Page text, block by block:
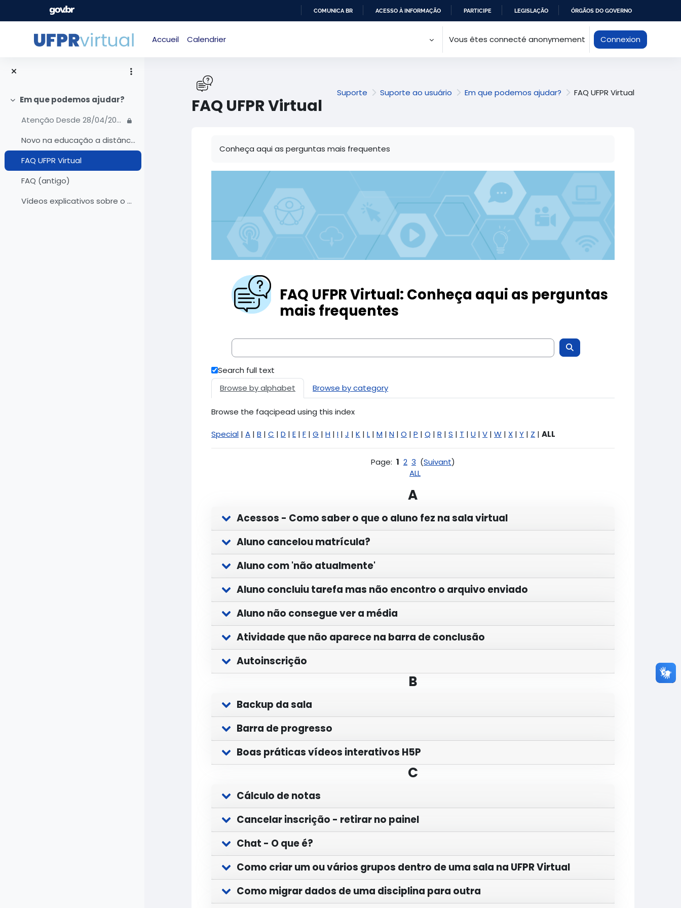
Passer au contenu principal
COMUNICA BR ACESSO À INFORMAÇÃO PARTICIPE LEGISLAÇÃO ÓRGÃOS DO GOVERNO
Accueil Calendrier Vous êtes connecté anonymement Connexion
Replier
Em que podemos ajudar?
Atenção Desde 28/04/2025 nosso atendimento foi mig...
Novo na educação a distância?
FAQ UFPR Virtual
FAQ (antigo)
Vídeos explicativos sobre o que mudou após a atual...
FAQ UFPR Virtual
Suporte Suporte ao usuário Em que podemos ajudar? FAQ UFPR Virtual
Conheça aqui as perguntas mais frequentes
FAQ UFPR Virtual: Conheça aqui as perguntas
mais frequentes
Search full text
Browse by alphabet
Browse by category
Browse the faqcipead using this index
Special |A |B |C |D |E |F |G |H |I |J |K |L |M |N |O |P |Q |R |S | T |U |V |W | X |Y | Z |ALL
Page: 1 2 3 (Suivant)
ALL
A
Acessos - Como saber o que o aluno fez na sala virtual
Aluno cancelou matrícula?
Aluno com 'não atualmente'
Aluno concluiu tarefa mas não encontro o arquivo enviado
Aluno não consegue ver a média
Atividade que não aparece na barra de conclusão
Autoinscrição
B
Backup da sala
Barra de progresso
Boas práticas vídeos interativos H5P
C
Cálculo de notas
Cancelar inscrição - retirar no painel
Chat - O que é?
Como criar um ou vários grupos dentro de uma sala na UFPR Virtual
Como migrar dados de uma disciplina para outra